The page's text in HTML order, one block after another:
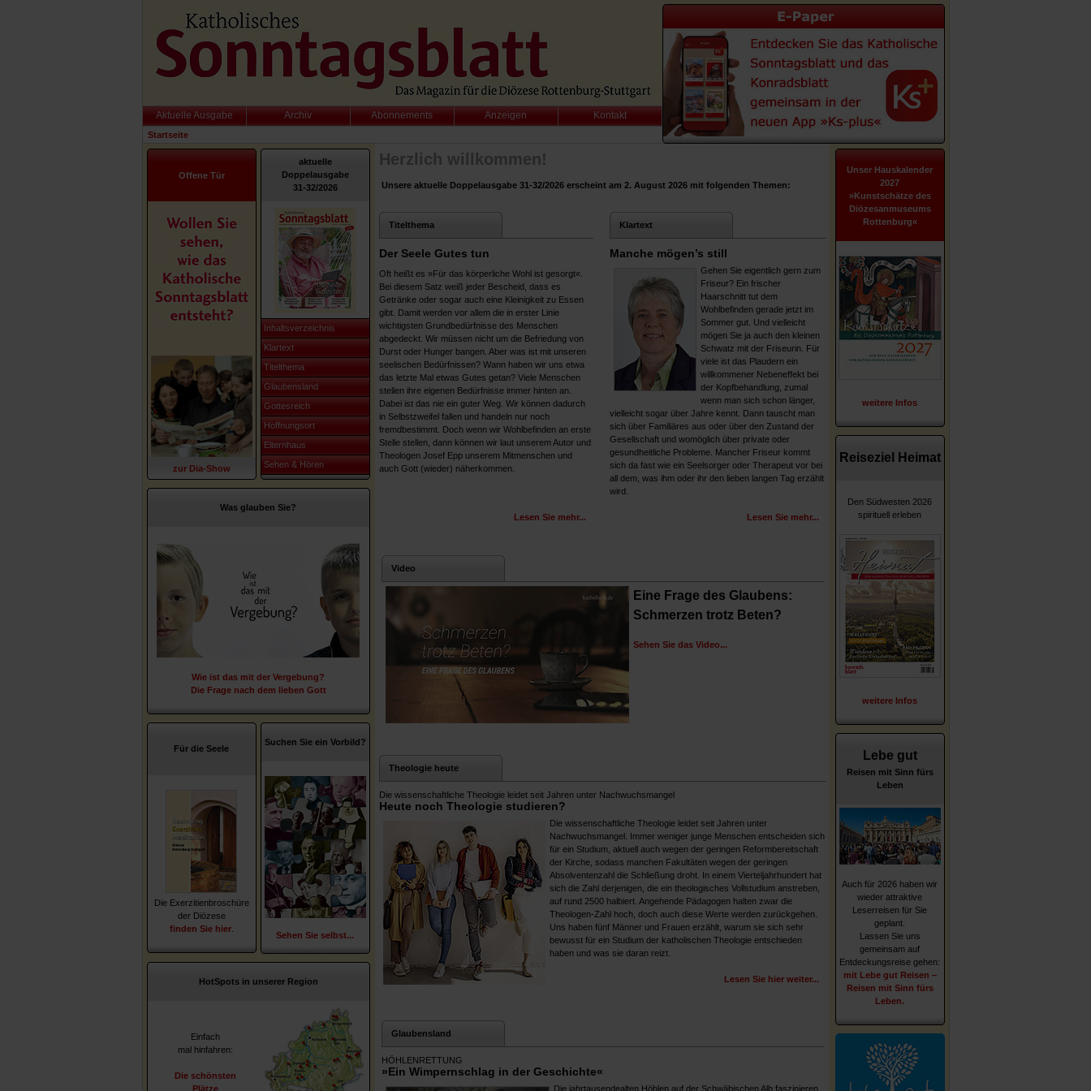
Aktuelle Ausgabe Archiv Abonnements Anzeigen Kontakt
Startseite
Offene Tür
zur Dia-Show
aktuelle
Doppelausgabe
31-32/2026
Inhaltsverzeichnis
Klartext
Titelthema
Glaubensland
Gottesreich
Hoffnungsort
Elternhaus
Sehen & Hören
Was glauben Sie?
Wie ist das mit der Vergebung?
Die Frage nach dem lieben Gott
Für die Seele
Die Exerzitienbroschüre
der Diözese
finden Sie hier.
Suchen Sie ein Vorbild?
Sehen Sie selbst...
HotSpots in unserer Region
Einfach
mal hinfahren:
Die schönsten
Plätze
Herzlich willkommen!
Unsere aktuelle Doppelausgabe 31-32/2026 erscheint am 2. August 2026 mit folgenden Themen:
Titelthema
Der Seele Gutes tun
Oft heißt es »Für das körperliche Wohl ist gesorgt«.
Bei diesem Satz weiß jeder Bescheid, dass es
Getränke oder sogar auch eine Kleinigkeit zu Essen
gibt. Damit werden vor allem die in erster Linie
wichtigsten Grundbedürfnisse des Menschen
abgedeckt. Wir müssen nicht um die Befriedung von
Durst oder Hunger bangen. Aber was ist mit unseren
seelischen Bedürfnissen? Wann haben wir uns etwa
das letzte Mal etwas Gutes getan? Viele Menschen
stellen ihre eigenen Bedürfnisse immer hinten an.
Dabei ist das nie ein guter Weg. Wir können dadurch
in Selbstzweifel fallen und handeln nur noch
fremdbestimmt. Doch wenn wir Wohlbefinden an erste
Stelle stellen, dann können wir laut unserem Autor und
Theologen Josef Epp unserem Mitmenschen und
auch Gott (wieder) näherkommen.
Klartext
Manche mögen’s still
Gehen Sie eigentlich gern zum
Friseur? Ein frischer
Haarschnitt tut dem
Wohlbefinden gerade jetzt im
Sommer gut. Und vielleicht
mögen Sie ja auch den kleinen
Schwatz mit der Friseurin. Für
viele ist das Plaudern ein
willkommener Nebeneffekt bei
der Kopfbehandlung, zumal
wenn man sich schon länger,
vielleicht sogar über Jahre kennt. Dann tauscht man
sich über Familiäres aus oder über den Zustand der
Gesellschaft und womöglich über private oder
gesundheitliche Probleme. Mancher Friseur kommt
sich da fast wie ein Seelsorger oder Therapeut vor bei
all dem, was ihm oder ihr den lieben langen Tag erzählt
wird.
Lesen Sie mehr... Lesen Sie mehr...
Video
Eine Frage des Glaubens:
Schmerzen trotz Beten?
Sehen Sie das Video...
Theologie heute
Die wissenschaftliche Theologie leidet seit Jahren unter Nachwuchsmangel
Heute noch Theologie studieren?
Die wissenschaftliche Theologie leidet seit Jahren unter
Nachwuchsmangel. Immer weniger junge Menschen entscheiden sich
für ein Studium, aktuell auch wegen der geringen Reformbereitschaft
der Kirche, sodass manchen Fakultäten wegen der geringen
Absolventenzahl die Schließung droht. In einem Vierteljahrhundert hat
sich die Zahl derjenigen, die ein theologisches Vollstudium anstreben,
auf rund 2500 halbiert. Angehende Pädagogen halten zwar die
Theologen-Zahl hoch, doch auch diese Werte werden zurückgehen.
Uns haben fünf Männer und Frauen erzählt, warum sie sich sehr
bewusst für ein Studium der katholischen Theologie entschieden
haben und was sie daran reizt.
Lesen Sie hier weiter...
Glaubensland
HÖHLENRETTUNG
»Ein Wimpernschlag in der Geschichte«
Die jahrtausendealten Höhlen auf der Schwäbischen Alb faszinieren
Unser Hauskalender
2027
»Kunstschätze des
Diözesanmuseums
Rottenburg«
weitere Infos
Reiseziel Heimat
Den Südwesten 2026
spirituell erleben
weitere Infos
Lebe gut
Reisen mit Sinn fürs
Leben
Auch für 2026 haben wir
wieder attraktive
Leserreisen für Sie
geplant.
Lassen Sie uns
gemeinsam auf
Entdeckungsreise gehen:
mit Lebe gut Reisen –
Reisen mit Sinn fürs
Leben.